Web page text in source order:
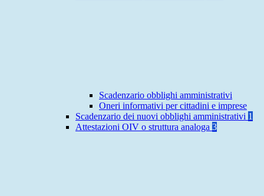
Scadenzario obblighi amministrativi
Oneri informativi per cittadini e imprese
Scadenzario dei nuovi obblighi amministrativi 1
Attestazioni OIV o struttura analoga 3